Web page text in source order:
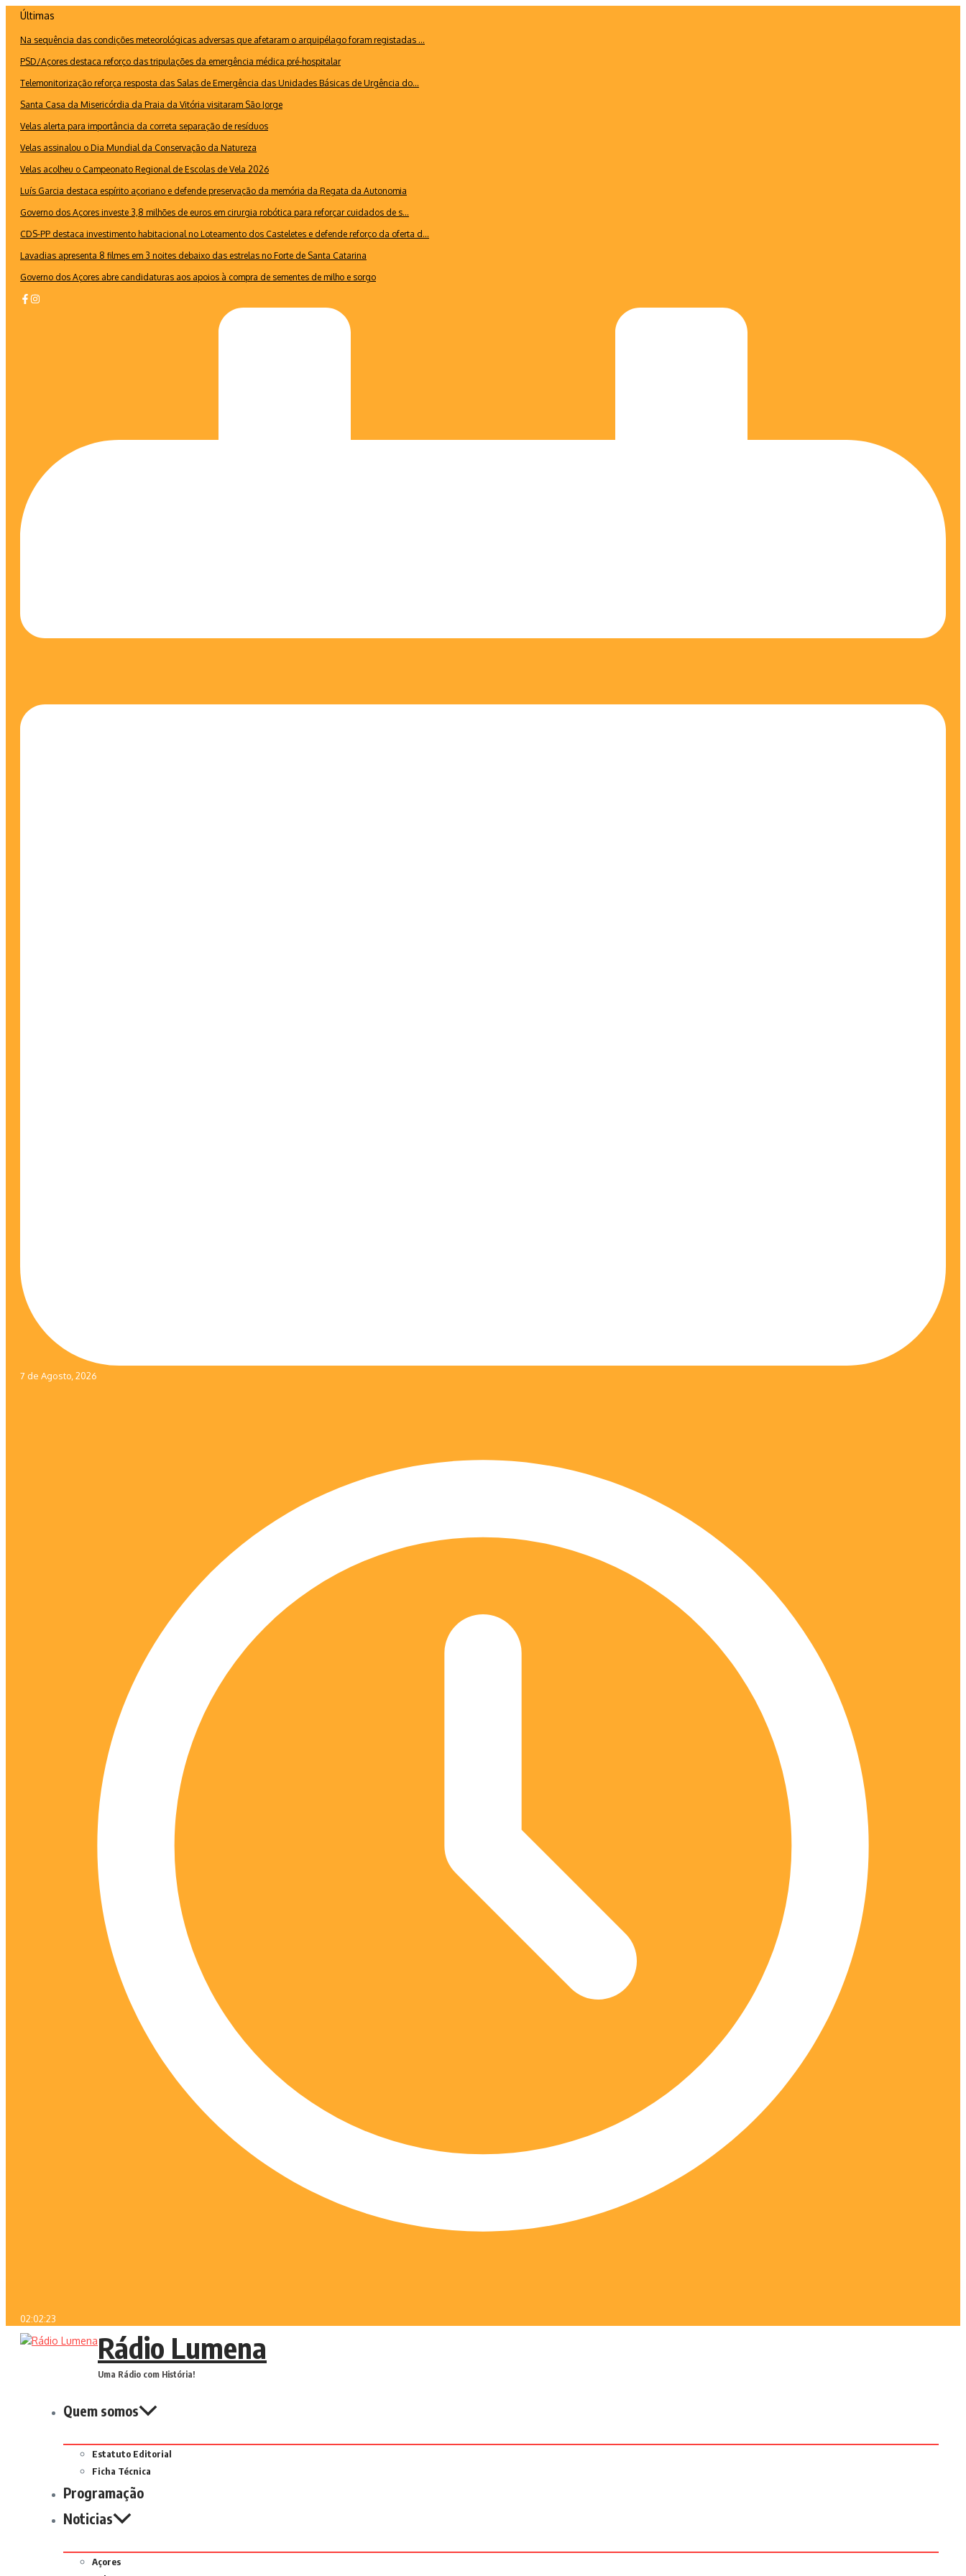
conteúdo
Últimas
Na sequência das condições meteorológicas adversas que afetaram o arquipélago foram registadas ...
PSD/Açores destaca reforço das tripulações da emergência médica pré-hospitalar
Telemonitorização reforça resposta das Salas de Emergência das Unidades Básicas de Urgência do...
Santa Casa da Misericórdia da Praia da Vitória visitaram São Jorge
Velas alerta para importância da correta separação de resíduos
Velas assinalou o Dia Mundial da Conservação da Natureza
Velas acolheu o Campeonato Regional de Escolas de Vela 2026
Luís Garcia destaca espírito açoriano e defende preservação da memória da Regata da Autonomia
Governo dos Açores investe 3,8 milhões de euros em cirurgia robótica para reforçar cuidados de s...
CDS-PP destaca investimento habitacional no Loteamento dos Casteletes e defende reforço da oferta d...
Lavadias apresenta 8 filmes em 3 noites debaixo das estrelas no Forte de Santa Catarina
Governo dos Açores abre candidaturas aos apoios à compra de sementes de milho e sorgo
7 de Agosto, 2026
02:02:23
Rádio Lumena
Uma Rádio com História!
Quem somos
Estatuto Editorial
Ficha Técnica
Programação
Noticias
Açores